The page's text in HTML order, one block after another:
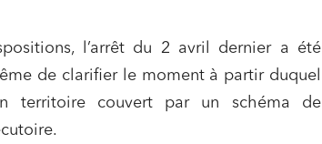
l’arrêt du 2 avril dernier a été
de clarifier le moment à partir duquel
territoire couvert par un schéma de